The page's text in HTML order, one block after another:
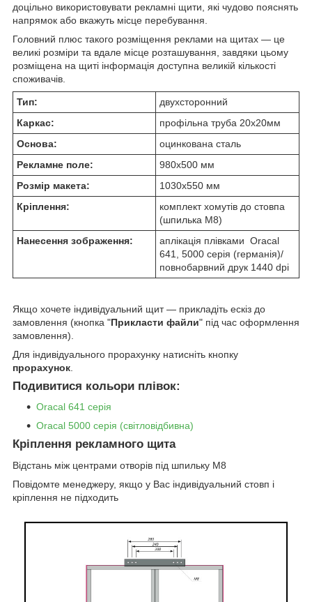
доцільно використовувати рекламні щити, які чудово пояснять
напрямок або вкажуть місце перебування.
Головний плюс такого розміщення реклами на щитах — це
великі розміри та вдале місце розташування, завдяки цьому
розміщена на щиті інформація доступна великій кількості
споживачів.
Тип:
двухсторонний
Каркас:
профільна труба 20х20мм
Основа:
оцинкована сталь
Рекламне поле:
980х500 мм
Розмір макета:
1030х550 мм
Кріплення:
комплект хомутів до стовпа
(шпилька М8)
Нанесення зображення:
аплікація плівками Oracal
641, 5000 серія (германія)/
повнобарвний друк 1440 dpi
Якщо хочете індивідуальний щит — прикладіть ескіз до
замовлення (кнопка "Прикласти файли" під час оформлення
замовлення).
Для індивідуального прорахунку натисніть кнопку
прорахунок
Подивитися кольори плівок:
Oracal 641 серія
Oracal 5000 серія (світловідбивна)
Кріплення рекламного щита
Відстань між центрами отворів під шпильку М8
Повідомте менеджеру, якщо у Вас індивідуальний стовп і
кріплення не підходить